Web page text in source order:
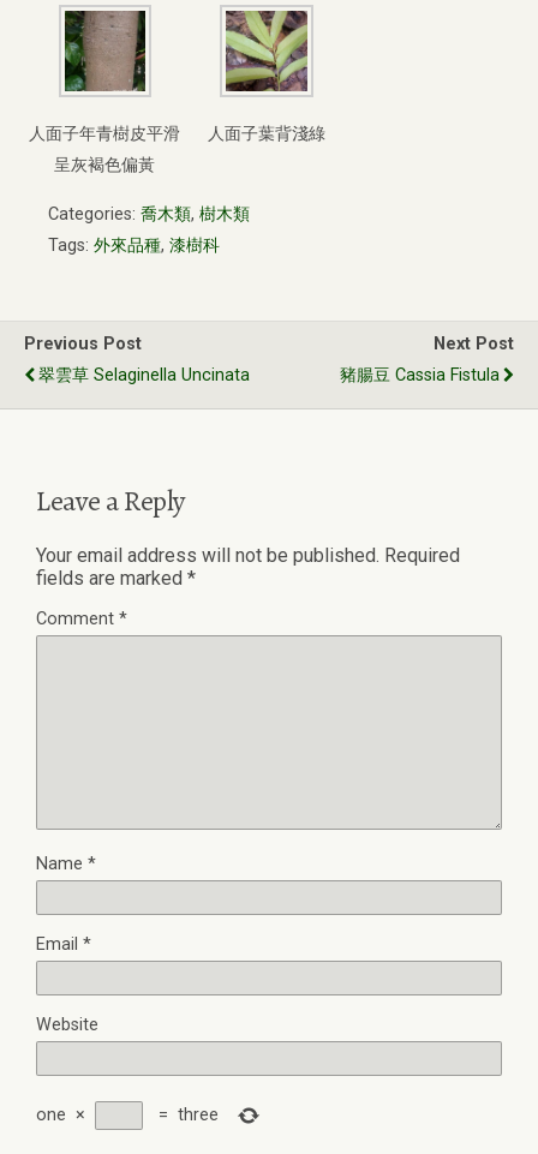
人面子年青樹皮平滑
呈灰褐色偏黃
人面子葉背淺綠
Categories: 喬木類, 樹木類
Tags: 外來品種, 漆樹科
Previous Post
翠雲草 Selaginella Uncinata
Next Post
豬腸豆 Cassia Fistula
Leave a Reply
Your email address will not be published. Required
fields are marked *
Comment *
Name *
Email *
Website
one × = three